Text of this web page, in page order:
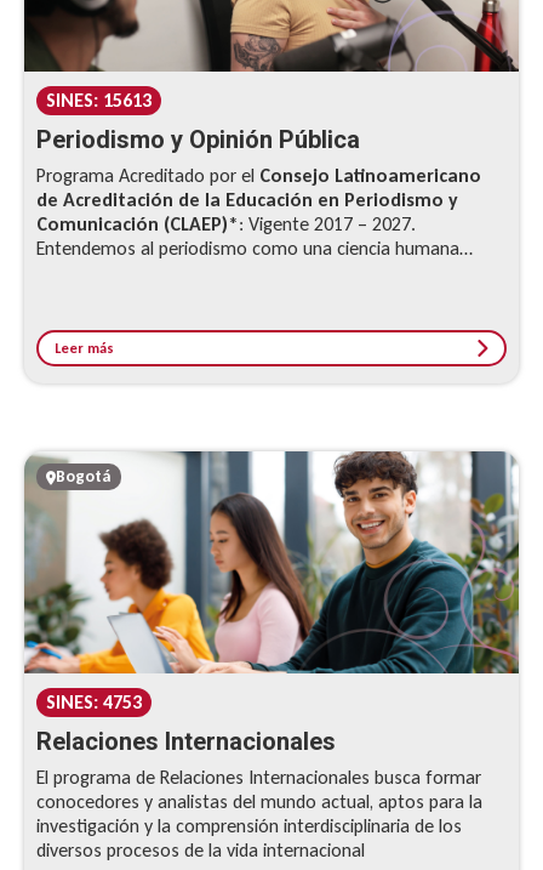
SINES: 15613
Periodismo y Opinión Pública
Programa Acreditado por el Consejo Latinoamericano
de Acreditación de la Educación en Periodismo y
Comunicación (CLAEP)*: Vigente 2017 – 2027.
Entendemos al periodismo como una ciencia humana
Leer más
Bogotá
SINES: 4753
Relaciones Internacionales
El programa de Relaciones Internacionales busca formar
conocedores y analistas del mundo actual, aptos para la
investigación y la comprensión interdisciplinaria de los
diversos procesos de la vida internacional